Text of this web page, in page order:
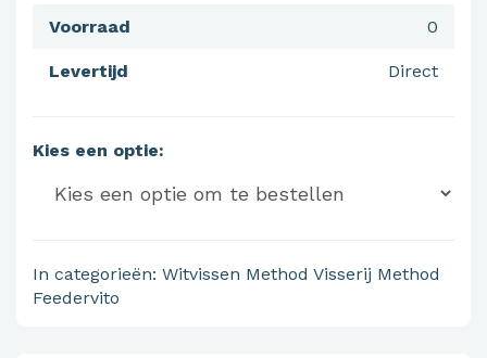
0
Voorraad
Direct
Levertijd
Kies een optie:
In categorieën: Witvissen Method Visserij Method
Feedervito